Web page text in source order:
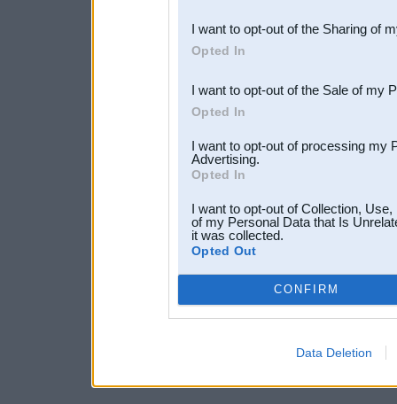
Downstream Participants
third parties.
I want to opt-out of the Sharing of
Opted In
I want to opt-out of the Sale of my
Opted In
I want to opt-out of processing my
Advertising.
Opted In
I want to opt-out of Collection,
of my Personal Data that Is
it was collected.
Opted Out
CONFIRM
Data Deletion